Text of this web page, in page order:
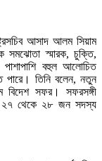
আসাদ আলম সিয়াম
সমঝোতা স্মারক, চুক্তি,
পাশাপাশি বহুল আলোচিত
পারে। তিনি বলেন, নতুন
বিদেশ সফর। সফরসঙ্গী
২৭ থেকে ২৮ জন সদস্য